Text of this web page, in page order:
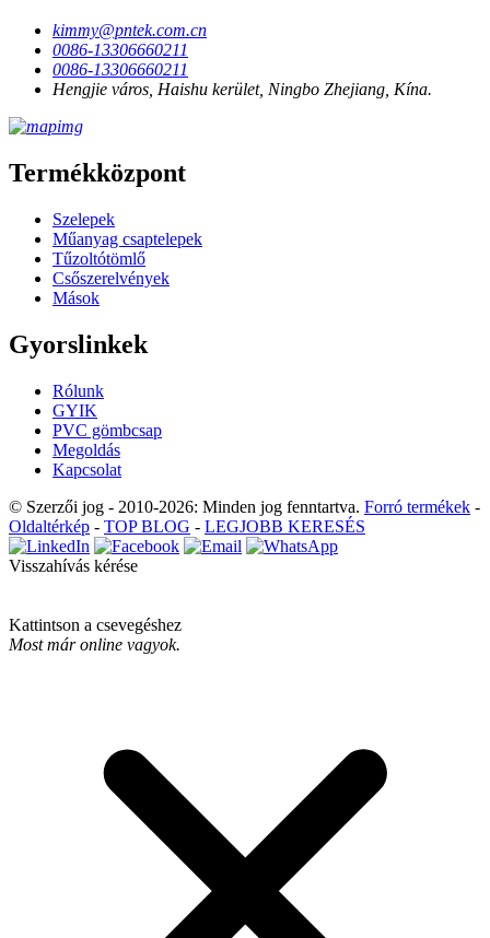
kimmy@pntek.com.cn
0086-13306660211
0086-13306660211
Hengjie város, Haishu kerület, Ningbo Zhejiang, Kína.
Termékközpont
Szelepek
Műanyag csaptelepek
Tűzoltótömlő
Csőszerelvények
Mások
Gyorslinkek
Rólunk
GYIK
PVC gömbcsap
Megoldás
Kapcsolat
© Szerzői jog - 2010-2026: Minden jog fenntartva. Forró termékek -
Oldaltérkép - TOP BLOG - LEGJOBB KERESÉS
Visszahívás kérése
Kattintson a csevegéshez
Most már online vagyok.